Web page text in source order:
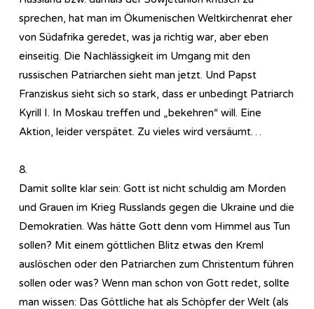
sprechen, hat man im Ökumenischen Weltkirchenrat eher
von Südafrika geredet, was ja richtig war, aber eben
einseitig. Die Nachlässigkeit im Umgang mit den
russischen Patriarchen sieht man jetzt. Und Papst
Franziskus sieht sich so stark, dass er unbedingt Patriarch
Kyrill I. In Moskau treffen und „bekehren“ will. Eine
Aktion, leider verspätet. Zu vieles wird versäumt…
8.
Damit sollte klar sein: Gott ist nicht schuldig am Morden
und Grauen im Krieg Russlands gegen die Ukraine und die
Demokratien. Was hätte Gott denn vom Himmel aus Tun
sollen? Mit einem göttlichen Blitz etwas den Kreml
auslöschen oder den Patriarchen zum Christentum führen
sollen oder was? Wenn man schon von Gott redet, sollte
man wissen: Das Göttliche hat als Schöpfer der Welt (als